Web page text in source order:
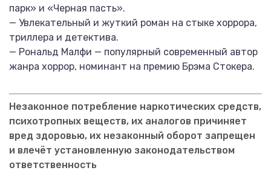
парк» и «Черная пасть».
— Увлекательный и жуткий роман на стыке хоррора,
триллера и детектива.
— Рональд Малфи — популярный современный автор
жанра хоррор, номинант на премию Брэма Стокера.
Незаконное потребление наркотических средств,
психотропных веществ, их аналогов причиняет
вред здоровью, их незаконный оборот запрещен
и влечёт установленную законодательством
ответственность